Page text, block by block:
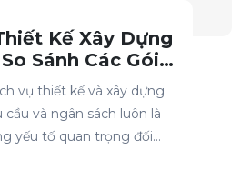
Kế Xây Dựng
Sánh Các Gói
Chọn Phù Hợp
vụ thiết kế và xây dựng
và ngân sách luôn là
yếu tố quan trọng đối
thất